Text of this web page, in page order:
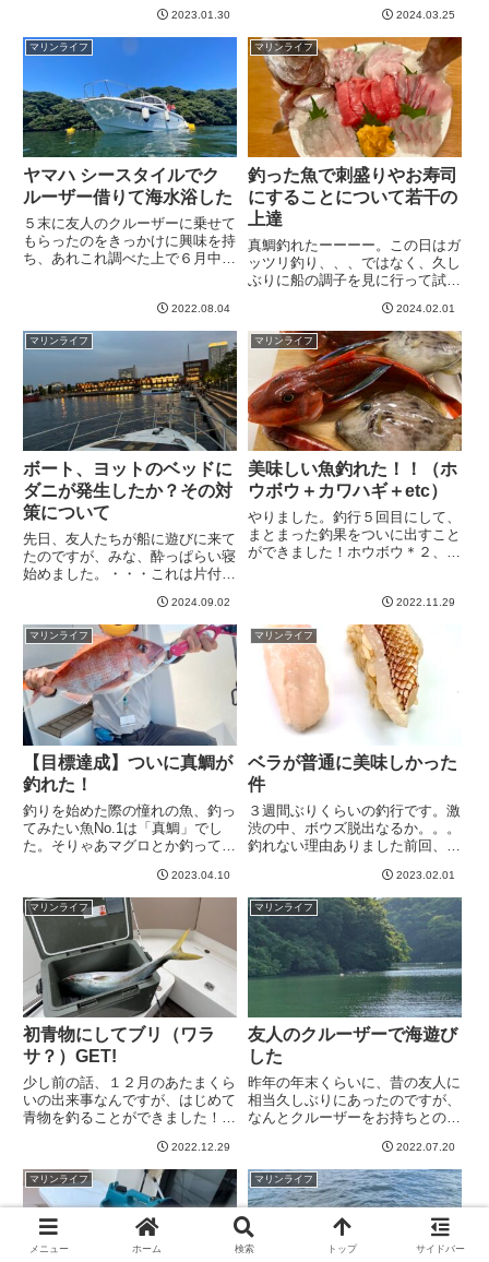
した。ところがこれが想像以上に
釣れない。これはカワハギ釣りに
竹岡沖にいたときのだと思いま
2023.01.30
３月で２回しかいけず、うち、一
回は海出てみたら強風だったの
と、開始５分で根掛かりしてタイ
ラバをロストするという憂き目に
あ...
2024.03.25
マリンライフ
ヤマハ シースタイルでク
ルーザー借りて海水浴した
５末に友人のクルーザーに乗せて
もらったのをきっかけに興味を持
ち、あれこれ調べた上で６月中旬
りましたが、７月中旬に免許ゲッ
ト。こうなると船を運転したい。
そこで、おそらく最も有名で利
2022.08.04
マリンライフ
釣った魚で刺盛りやお寿司
にすることについて若干の
上達
真鯛釣れたーーーー。この日はガ
ッツリ釣り、、、ではなく、久し
ぶりに船の調子を見に行って試運
ってみるか、、、とタイラバを落
としたところでガガガっとヒッ
ト！45センチの真鯛でした。嬉
しい。このまな板、Amazonで...
2024.02.01
マリンライフ
ボート、ヨットのベッドに
ダニが発生したか？その対
策について
先日、友人たちが船に遊びに来て
たのですが、みな、酔っぱらい寝
始めました。・・・これは片付け
るしもうめんどくさい。というわ
けで、普通に片付けて帰るつもり
でしたが、無理と判断して船中泊
に切り替えました。明日、早起
き...
2024.09.02
マリンライフ
美味しい魚釣れた！！（ホ
ウボウ＋カワハギ＋etc）
やりました。釣行５回目にして、
まとまった釣果をついに出すこと
ができました！ホウボウ＊２、カ
た。これだけ釣れると嬉しい＾＾
朝はうねりが高くキツかった晴天
のマリーナ。もう１１月だとい
う...
2022.11.29
マリンライフ
【目標達成】ついに真鯛が
釣れた！
釣りを始めた際の憧れの魚、釣っ
てみたい魚No.1は「真鯛」でし
た。そりゃあマグロとか釣ってみ
ぎるというか、身近な目標ではな
かったわけです。その点、真鯛は
十分狙えるターゲットですし、見
た目も綺麗だし、食べても美味...
2023.04.10
マリンライフ
ベラが普通に美味しかった
件
３週間ぶりくらいの釣行です。激
渋の中、ボウズ脱出なるか。。。
釣れない理由ありました前回、友
ボウズでした。そもそも魚探反応
は良かったのですが、当たりが私
だけでなく、全員極端に少ない日
でした。しかし、その少ない当
た...
2023.02.01
マリンライフ
初青物にしてブリ（ワラ
サ？）GET!
少し前の話、１２月のあたまくら
いの出来事なんですが、はじめて
青物を釣ることができました！前
することができて美味しくいただ
いたのに味をしめ、今回も前半
SLJ/タイラバ、後半カワハギと
二段階作戦で行く予定で出発し
ま...
2022.12.29
マリンライフ
友人のクルーザーで海遊び
した
昨年の年末くらいに、昔の友人に
相当久しぶりにあったのですが、
なんとクルーザーをお持ちとのこ
を語ってもらったのですが、その
時はまるでピンときませんでし
た。一回乗りにおいでよ、と誘っ
てもらったのですが、あまりにも
ピ...
2022.07.20
マリンライフ マリンライフ
メニュー ホーム 検索 トップ サイドバー